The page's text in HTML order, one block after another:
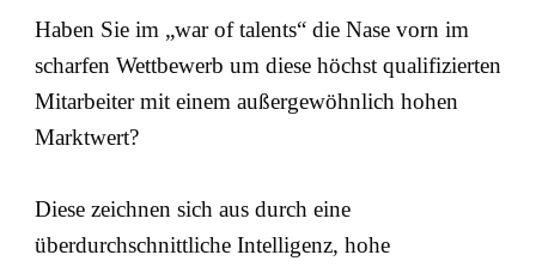
Haben Sie im „war of talents“ die Nase vorn im
scharfen Wettbewerb um diese höchst qualifizierten
Mitarbeiter mit einem außergewöhnlich hohen
Marktwert?
Diese zeichnen sich aus durch eine
überdurchschnittliche Intelligenz, hohe